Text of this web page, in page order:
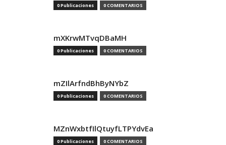
0 Publicaciones 0 COMENTARIOS
mXKrwMTvqDBaMH
0 Publicaciones 0 COMENTARIOS
mZIlArfndBhByNYbZ
0 Publicaciones 0 COMENTARIOS
MZnWxbtfIlQtuyfLTPYdvEa
0 Publicaciones 0 COMENTARIOS